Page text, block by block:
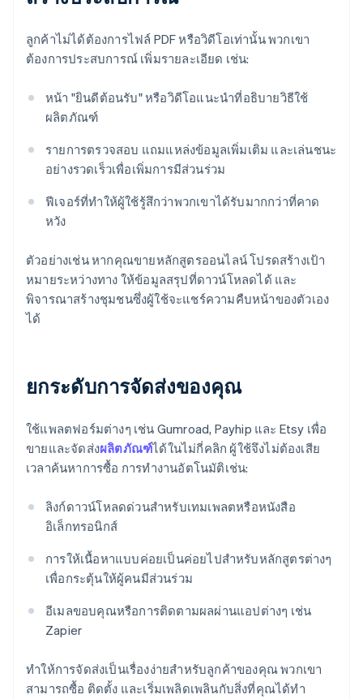
ลูกค้าไม่ได้ต้องการไฟล์ PDF หรือวิดีโอเท่านั้น พวกเขา
ต้องการประสบการณ์ เพิ่มรายละเอียด เช่น:
หน้า "ยินดีต้อนรับ" หรือวิดีโอแนะนําที่อธิบายวิธีใช้
ผลิตภัณฑ์
รายการตรวจสอบ แถมแหล่งข้อมูลเพิ่มเติม และเล่นชนะ
อย่างรวดเร็วเพื่อเพิ่มการมีส่วนร่วม
ฟีเจอร์ที่ทําให้ผู้ใช้รู้สึกว่าพวกเขาได้รับมากกว่าที่คาด
หวัง
ตัวอย่างเช่น หากคุณขายหลักสูตรออนไลน์ โปรดสร้างเป้า
หมายระหว่างทาง ให้ข้อมูลสรุปที่ดาวน์โหลดได้ และ
พิจารณาสร้างชุมชนซึ่งผู้ใช้จะแชร์ความคืบหน้าของตัวเอง
ได้
ยกระดับการจัดส่งของคุณ
ใช้แพลตฟอร์มต่างๆ เช่น Gumroad, Payhip และ Etsy เพื่อ
ขายและจัดส่งผลิตภัณฑ์ได้ในไม่กี่คลิก ผู้ใช้จึงไม่ต้องเสีย
เวลาค้นหาการซื้อ การทํางานอัตโนมัติเช่น:
ลิงก์ดาวน์โหลดด่วนสําหรับเทมเพลตหรือหนังสือ
อิเล็กทรอนิกส์
การให้เนื้อหาแบบค่อยเป็นค่อยไปสำหรับหลักสูตรต่างๆ
เพื่อกระตุ้นให้ผู้คนมีส่วนร่วม
อีเมลขอบคุณหรือการติดตามผลผ่านแอปต่างๆ เช่น
Zapier
ทําให้การจัดส่งเป็นเรื่องง่ายสําหรับลูกค้าของคุณ พวกเขา
สามารถซื้อ ติดตั้ง และเริ่มเพลิดเพลินกับสิ่งที่คุณได้ทํา